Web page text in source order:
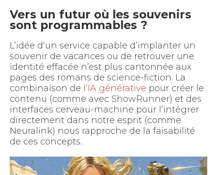
Vers un futur où les souvenirs
sont programmables ?
L’idée d’un service capable d’implanter un
souvenir de vacances ou de retrouver une
identité effacée n’est plus cantonnée aux
pages des romans de science-fiction. La
combinaison de l’IA générative pour créer le
contenu (comme avec ShowRunner) et des
interfaces cerveau-machine pour l’intégrer
directement dans notre esprit (comme
Neuralink) nous rapproche de la faisabilité
de ces concepts.